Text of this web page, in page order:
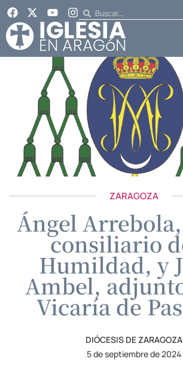
ZARAGOZA
Ángel
consiliario
Humildad, y
Ambel,
Vicaría de
DIÓCESIS DE ZARAGOZA
5 de septiembre de 2024